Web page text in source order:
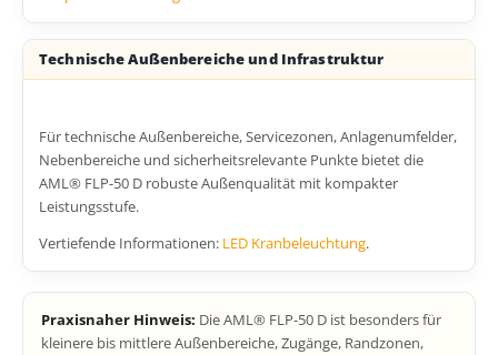
Technische Außenbereiche und Infrastruktur
Für technische Außenbereiche, Servicezonen, Anlagenumfelder,
Nebenbereiche und sicherheitsrelevante Punkte bietet die
AML® FLP-50 D robuste Außenqualität mit kompakter
Leistungsstufe.
Vertiefende Informationen: LED Kranbeleuchtung.
Praxisnaher Hinweis: Die AML® FLP-50 D ist besonders für
kleinere bis mittlere Außenbereiche, Zugänge, Randzonen,